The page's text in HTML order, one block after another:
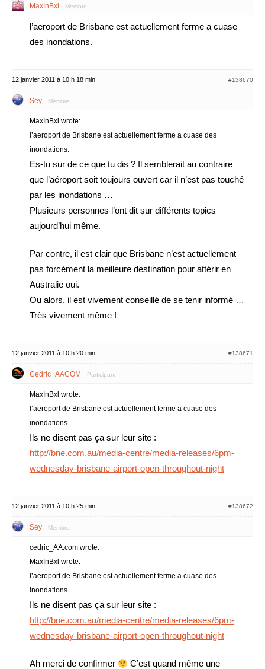
MaxInBxl Membre
l’aeroport de Brisbane est actuellement ferme a cuase
des inondations.
12 janvier 2011 à 10 h 18 min #138670
Sey Membre
MaxInBxl wrote:
l’aeroport de Brisbane est actuellement ferme a cuase des
inondations.
Es-tu sur de ce que tu dis ? Il semblerait au contraire
que l’aéroport soit toujours ouvert car il n’est pas touché
par les inondations …
Plusieurs personnes l’ont dit sur différents topics
aujourd’hui même.
Par contre, il est clair que Brisbane n’est actuellement
pas forcément la meilleure destination pour attérir en
Australie oui.
Ou alors, il est vivement conseillé de se tenir informé …
Très vivement même !
12 janvier 2011 à 10 h 20 min #138671
Cedric_AACOM Participant
MaxInBxl wrote:
l’aeroport de Brisbane est actuellement ferme a cuase des
inondations.
Ils ne disent pas ça sur leur site :
http://bne.com.au/media-centre/media-releases/6pm-
wednesday-brisbane-airport-open-throughout-night
12 janvier 2011 à 10 h 25 min #138672
Sey Membre
cedric_AA.com wrote:
MaxInBxl wrote:
l’aeroport de Brisbane est actuellement ferme a cuase des
inondations.
Ils ne disent pas ça sur leur site :
http://bne.com.au/media-centre/media-releases/6pm-
wednesday-brisbane-airport-open-throughout-night
Ah merci de confirmer
C’est quand même une